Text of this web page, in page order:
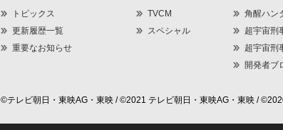
トピックス
更新履歴一覧
重要なお知らせ
TVCM
スペシャル
角醒ハン
超宇宙刑
超宇宙刑
開発者ブ
©テレビ朝日・東映AG・東映 / ©2021 テレビ朝日・東映AG・東映 /